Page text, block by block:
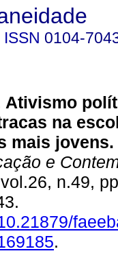
ISSN 0104-
Ativismo
na
mais jovens.
e
n.49,
.